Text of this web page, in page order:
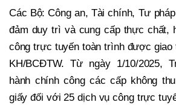
Các Bộ: Công an, Tài chính, Tư
đảm duy trì và cung cấp thực chất,
công trực tuyến toàn trình được giao
KH/BCĐTW. Từ ngày 1/10/2025,
hành chính công các cấp không
giấy đối với 25 dịch vụ công trực